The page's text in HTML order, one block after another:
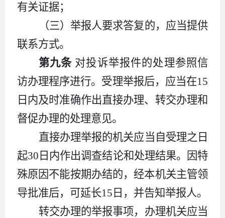
有关证据；
（三）举报人要求答复的，应当提供
联系方式。
第九条 对投诉举报件的处理参照信
访办理程序进行。受理举报后，应当在15
日内及时准确作出直接办理、转交办理和
督促办理的处理意见。
直接办理举报的机关应当自受理之日
起30 日内作出调查结论和处理结果。因特
殊原因不能按期办结的，经本机关主管领
导批准后，可延长15 日，并告知举报人。
转交办理的举报事项，办理机关应当